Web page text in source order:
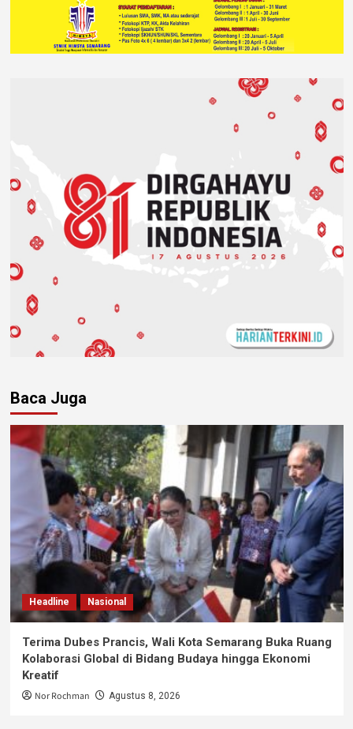
Baca Juga
Headline Nasional
Terima Dubes Prancis, Wali Kota Semarang Buka Ruang
Kolaborasi Global di Bidang Budaya hingga Ekonomi
Kreatif
Nor Rochman Agustus 8, 2026